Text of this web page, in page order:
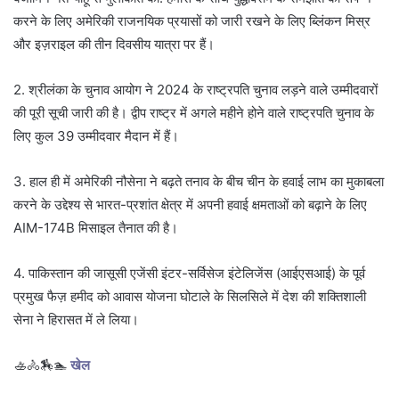
करने के लिए अमेरिकी राजनयिक प्रयासों को जारी रखने के लिए ब्लिंकन मिस्र
और इज़राइल की तीन दिवसीय यात्रा पर हैं।
2. श्रीलंका के चुनाव आयोग ने 2024 के राष्ट्रपति चुनाव लड़ने वाले उम्मीदवारों
की पूरी सूची जारी की है। द्वीप राष्ट्र में अगले महीने होने वाले राष्ट्रपति चुनाव के
लिए कुल 39 उम्मीदवार मैदान में हैं।
3. हाल ही में अमेरिकी नौसेना ने बढ़ते तनाव के बीच चीन के हवाई लाभ का मुकाबला
करने के उद्देश्य से भारत-प्रशांत क्षेत्र में अपनी हवाई क्षमताओं को बढ़ाने के लिए
AIM-174B मिसाइल तैनात की है।
4. पाकिस्तान की जासूसी एजेंसी इंटर-सर्विसेज इंटेलिजेंस (आईएसआई) के पूर्व
प्रमुख फैज़ हमीद को आवास योजना घोटाले के सिलसिले में देश की शक्तिशाली
सेना ने हिरासत में ले लिया।
🚣🚴🏇🏊 खेल